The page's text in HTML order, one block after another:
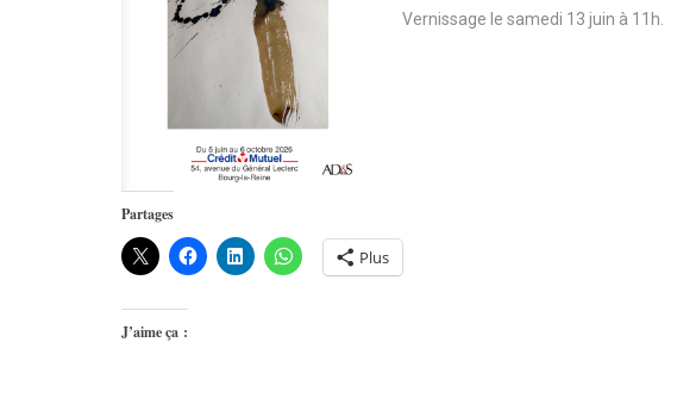
Vernissage le samedi 13 juin à 11h.
Partages
Plus
J’aime ça :